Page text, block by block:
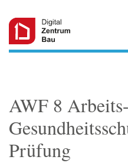
AWF 8
Prüfung